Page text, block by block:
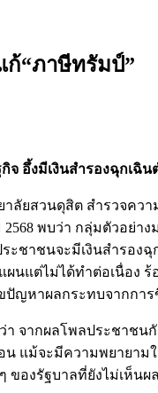
ก้“ภาษีทรัมป์”
อึ้งมีเงินสำรองฉุกเฉิน
ลัยสวนดุสิต สำรวจคว
พบว่า กลุ่มตัวอย่า
ชาชนจะมีเงินสำรอง
นแต่ไม่ได้ทำต่อเนื่อง ร้
ญหาผลกระทบจากกา
จากผลโพลประชาชน
น แม้จะมีความพยายา
ของรัฐบาลที่ยังไม่เห็